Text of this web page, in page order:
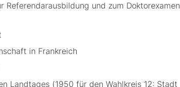
und zum Doktorexamen
in Frankreich
Landtages (1950 für den Wahlkreis 12: Stadt